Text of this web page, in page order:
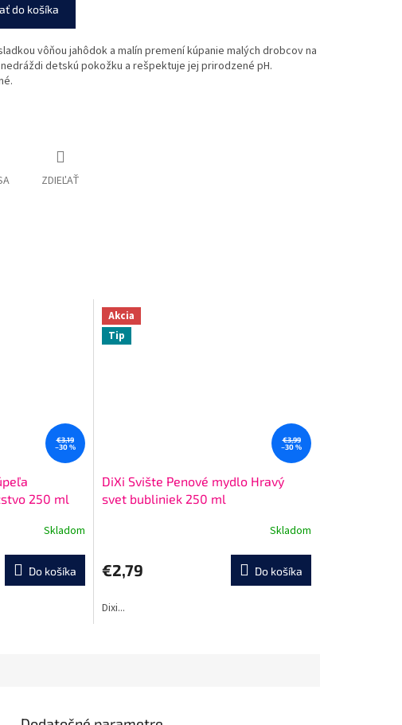
do košíka
vôňou jahôdok a malín premení kúpanie malých drobcov na
detskú pokožku a rešpektuje jej prirodzené pH.
ZDIEĽAŤ
€3,19
–30 %
250 ml
Skladom
Do košíka
Akcia
Tip
€3,99
–30 %
DiXi Svište Penové mydlo Hravý
svet bubliniek 250 ml
produktu
je
z
Skladom
€2,79 Do košíka
Dixi...